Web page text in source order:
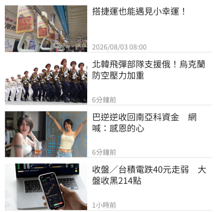
搭捷運也能遇見小幸運！
2026/08/03 08:00
北韓飛彈部隊支援俄！烏克蘭
防空壓力加重
6分鐘前
巴逆逆收回南亞科資金　網
喊：感恩的心
6分鐘前
收盤／台積電跌40元走弱　大
盤收黑214點
1小時前